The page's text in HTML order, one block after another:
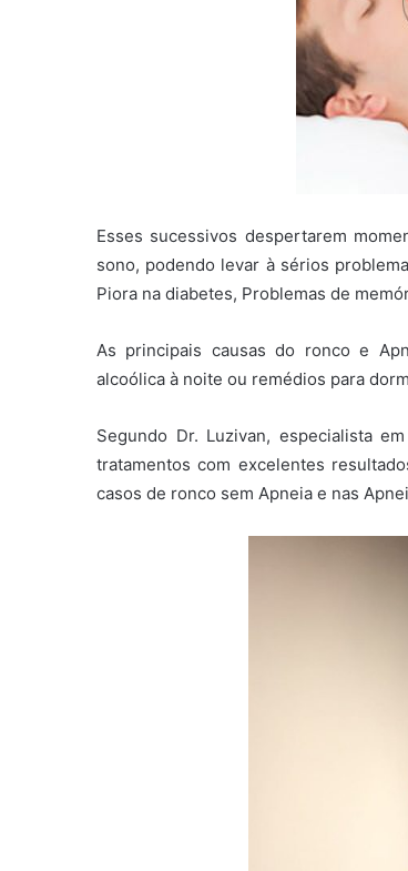
Esses sucessivos despertarem
sono, podendo levar à sérios
Piora na diabetes, Problemas de
As principais causas do ronco e
alcoólica à noite ou remédios para
Segundo Dr. Luzivan, especialista
tratamentos com excelentes
casos de ronco sem Apneia e nas